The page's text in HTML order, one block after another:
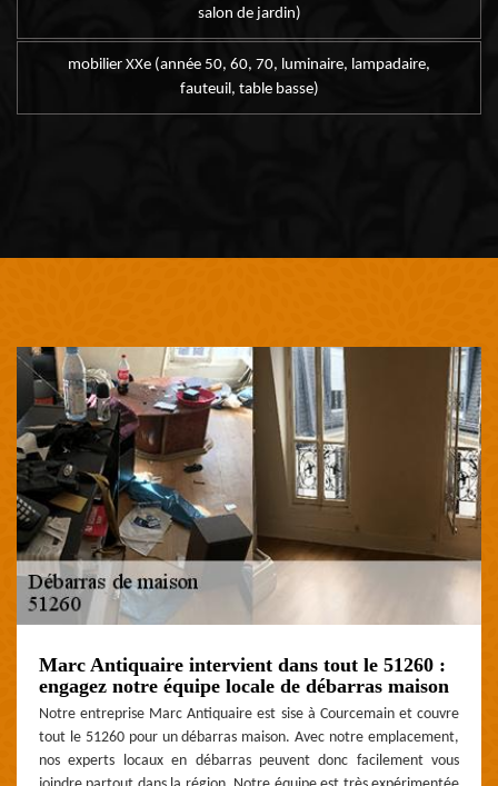
salon de jardin)
mobilier XXe (année 50, 60, 70, luminaire, lampadaire,
fauteuil, table basse)
Marc Antiquaire intervient dans tout le 51260 :
engagez notre équipe locale de débarras maison
Notre entreprise Marc Antiquaire est sise à Courcemain et couvre
tout le 51260 pour un débarras maison. Avec notre emplacement,
nos experts locaux en débarras peuvent donc facilement vous